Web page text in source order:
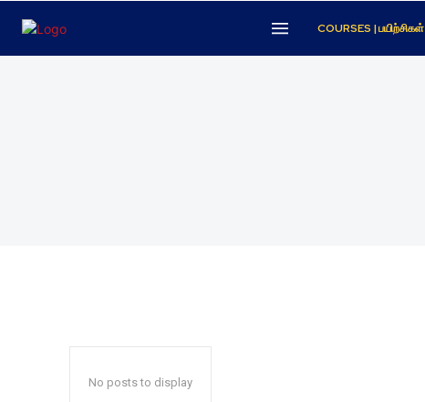
COURSES | பயிற்சிகள்
No posts to display